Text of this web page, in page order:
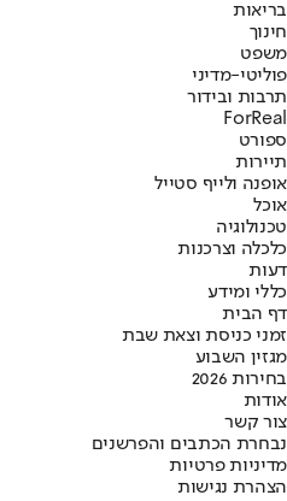
בריאות
חינוך
משפט
פוליטי-מדיני
תרבות ובידור
ForReal
ספורט
תיירות
אופנה ולייף סטייל
אוכל
טכנולוגיה
כלכלה וצרכנות
דעות
כללי ומידע
דף הבית
זמני כניסת וצאת שבת
מגזין השבוע
בחירות 2026
אודות
צור קשר
נבחרת הכתבים והפרשנים
מדיניות פרטיות
הצהרת נגישות